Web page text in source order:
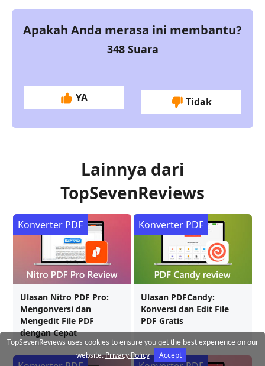
Apakah Anda merasa ini membantu?
348Suara
YA Tidak
Lainnya dari
TopSevenReviews
Ulasan Nitro PDF Pro:
Mengonversi dan
Mengedit File PDF
dengan Cepat
Konverter PDF
Ulasan PDFCandy:
Konversi dan Edit File
PDF Gratis
Konverter PDF
TopSevenReviews uses cookies to ensure you get the best experience on our
website.Privacy Policy Accept